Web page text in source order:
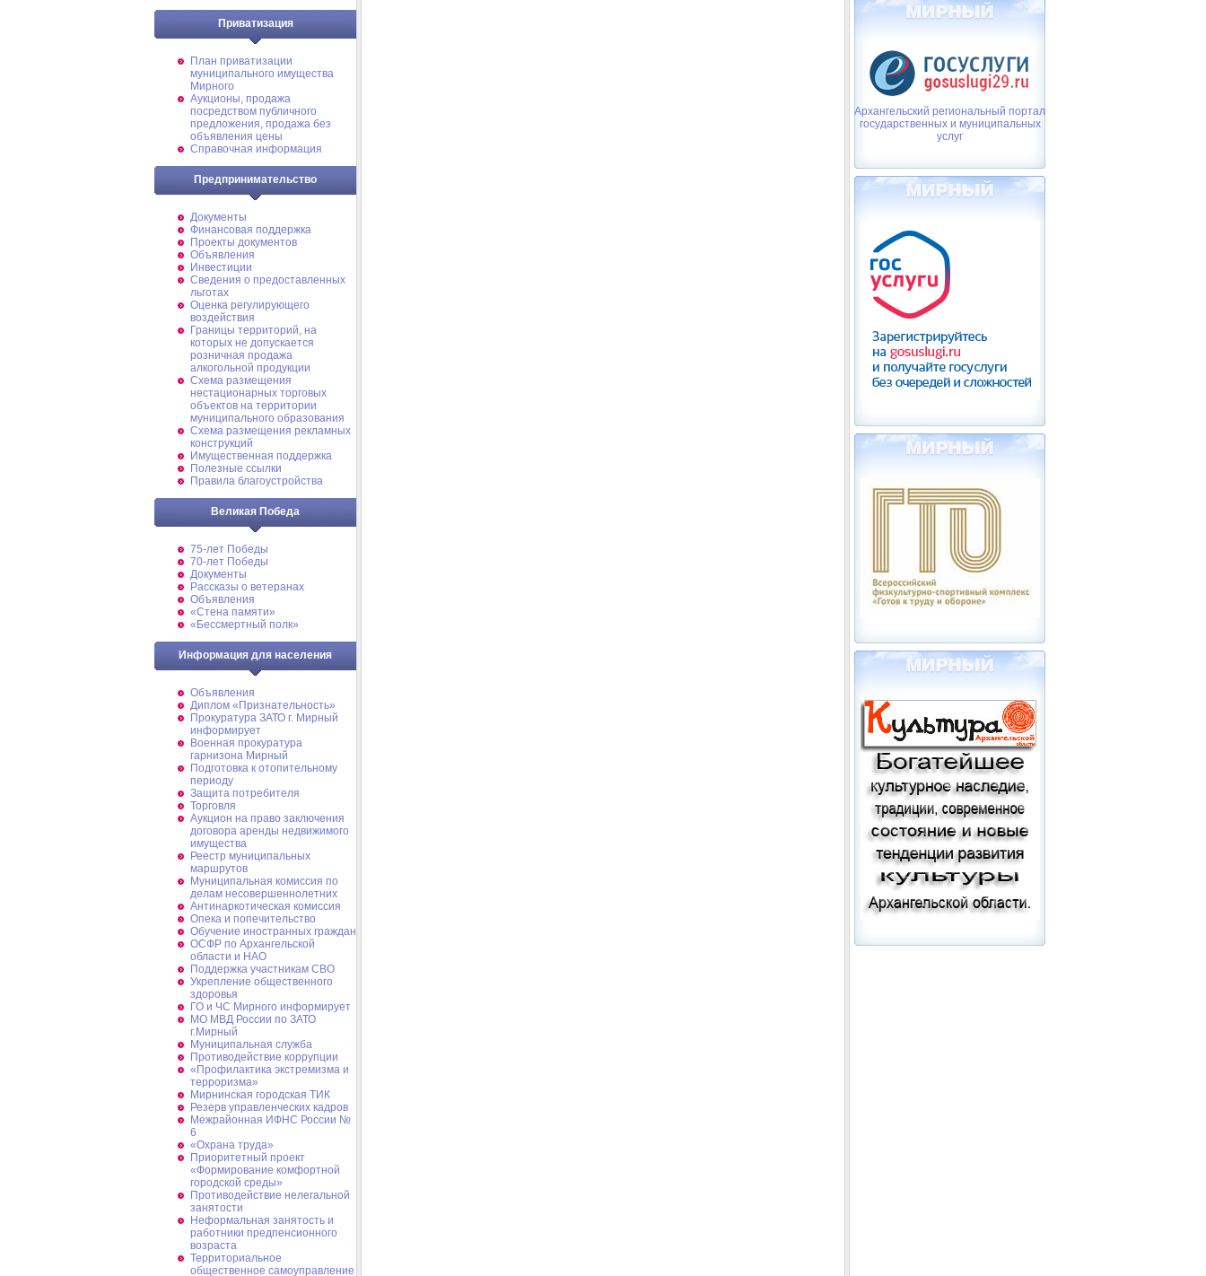
Приватизация
План приватизации
муниципального имущества
Мирного
Аукционы, продажа
посредством публичного
предложения, продажа без
объявления цены
Справочная информация
Предпринимательство
Документы
Финансовая поддержка
Проекты документов
Объявления
Инвестиции
Сведения о предоставленных
льготах
Оценка регулирующего
воздействия
Границы территорий, на
которых не допускается
розничная продажа
алкогольной продукции
Схема размещения
нестационарных торговых
объектов на территории
муниципального образования
Схема размещения рекламных
конструкций
Имущественная поддержка
Полезные ссылки
Правила благоустройства
Великая Победа
75-лет Победы
70-лет Победы
Документы
Рассказы о ветеранах
Объявления
«Стена памяти»
«Бессмертный полк»
Информация для населения
Объявления
Диплом «Признательность»
Прокуратура ЗАТО г. Мирный
информирует
Военная прокуратура
гарнизона Мирный
Подготовка к отопительному
периоду
Защита потребителя
Торговля
Аукцион на право заключения
договора аренды недвижимого
имущества
Реестр муниципальных
маршрутов
Муниципальная комиссия по
делам несовершеннолетних
Антинаркотическая комиссия
Опека и попечительство
Обучение иностранных граждан
ОСФР по Архангельской
области и НАО
Поддержка участникам СВО
Укрепление общественного
здоровья
ГО и ЧС Мирного информирует
МО МВД России по ЗАТО
г.Мирный
Муниципальная cлужба
Противодействие коррупции
«Профилактика экстремизма и
терроризма»
Мирнинская городская ТИК
Резерв управленческих кадров
Межрайонная ИФНС России №
6
«Охрана труда»
Приоритетный проект
«Формирование комфортной
городской среды»
Противодействие нелегальной
занятости
Неформальная занятость и
работники предпенсионного
возраста
Территориальное
общественное самоуправление
Архангельский региональный портал
государственных и муниципальных
услуг